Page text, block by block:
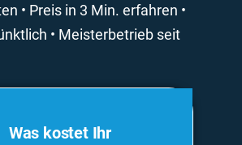
• Preis in 3 Min. erfahren •
• Meisterbetrieb seit
Was kostet Ihr